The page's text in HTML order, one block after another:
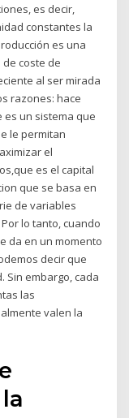
es decir,
constantes la
es una
coste de
al ser mirada
razones: hace
un sistema que
le permitan
el
es el capital
que se basa en
de variables
lo tanto, cuando
da en un momento
decir que
Sin embargo, cada
las
valen la